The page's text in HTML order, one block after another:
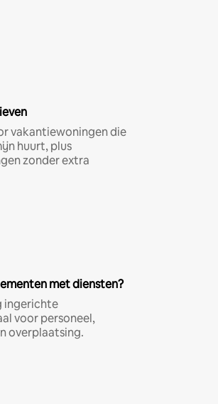
vakantiewoningen die
huurt, plus
zonder extra
met diensten?
ingerichte
voor personeel,
overplaatsing.